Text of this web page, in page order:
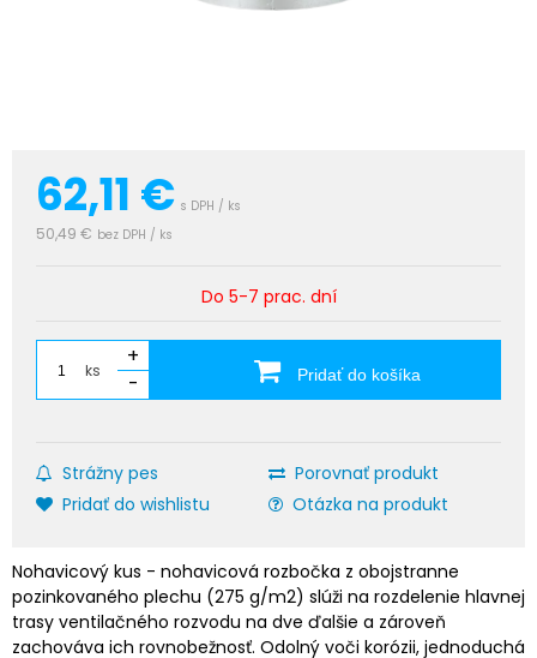
62,11 € s DPH / ks
50,49 € bez DPH / ks
Do 5-7 prac. dní
ks
+
-
Pridať do košíka
Strážny pes
Porovnať produkt
Pridať do wishlistu
Otázka na produkt
Nohavicový kus - nohavicová rozbočka z obojstranne
pozinkovaného plechu (275 g/m2) slúži na rozdelenie hlavnej
trasy ventilačného rozvodu na dve ďalšie a zároveň
zachováva ich rovnobežnosť. Odolný voči korózii, jednoduchá